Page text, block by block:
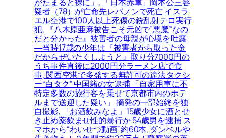
がたまると裸に」, 「日本赤軍」岡本公三容
疑者（78）が亡命先レバノンで死亡 イスラ
エル空港で100人以上死傷の銃乱射テロ実行
犯, 『八木原亜麻被告こそ元凶で”悪魔”なの
だと分かった』被害者の母親が心境を吐露
―当時17歳の少年は『被害者から取った金
だからぜいたくしようと』取り分7000円の
うち事件直後に2000円分ラーメン店で食
事, 関西空港で多発する無許可の違法タクシ
ー“白タク” 中国籍の女逮捕 「自家用車に不
特定多数の旅行客を乗せて京都市内のホテ
ルまで送迎した疑い」 摘発の一部始終を独
自撮影, 「お酒飲みなよ」15歳少女に酒とせ
き止め薬飲ませ性的暴行か 54歳男を逮捕 ス
マホから“わいせつ動画”約60本, ダンベルや